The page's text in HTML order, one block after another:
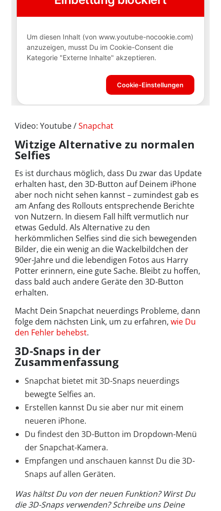
Video: Youtube /Snapchat
Witzige Alternative zu normalen
Selfies
Es ist durchaus möglich, dass Du zwar das Update
erhalten hast, den 3D-Button auf Deinem iPhone
aber noch nicht sehen kannst – zumindest gab es
am Anfang des Rollouts entsprechende Berichte
von Nutzern. In diesem Fall hilft vermutlich nur
etwas Geduld. Als Alternative zu den
herkömmlichen Selfies sind die sich bewegenden
Bilder, die ein wenig an die Wackelbildchen der
90er-Jahre und die lebendigen Fotos aus Harry
Potter erinnern, eine gute Sache. Bleibt zu hoffen,
dass bald auch andere Geräte den 3D-Button
erhalten.
Macht Dein Snapchat neuerdings Probleme, dann
folge dem nächsten Link, um zu erfahren, wie Du
den Fehler behebst.
3D-Snaps in der
Zusammenfassung
Snapchat bietet mit 3D-Snaps neuerdings
bewegte Selfies an.
Erstellen kannst Du sie aber nur mit einem
neueren iPhone.
Du findest den 3D-Button im Dropdown-Menü
der Snapchat-Kamera.
Empfangen und anschauen kannst Du die 3D-
Snaps auf allen Geräten.
Was hältst Du von der neuen Funktion? Wirst Du
die 3D-Snaps verwenden? Schreibe uns Deine